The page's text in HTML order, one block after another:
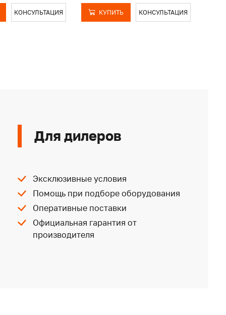
КОНСУЛЬТАЦИЯ КУПИТЬ КОНСУЛЬТАЦИЯ
Для дилеров
Эксклюзивные условия
Помощь при подборе оборудования
Оперативные поставки
Официальная гарантия от
производителя